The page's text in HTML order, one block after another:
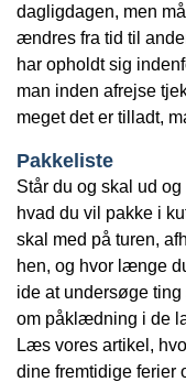
dagligdagen, men
ændres fra tid til
har opholdt sig
man inden afrejse
meget det er tilladt,
Pakkeliste
Står du og skal ud
hvad du vil pakke i
skal med på turen,
hen, og hvor længe
ide at undersøge
om påklædning i de
Læs vores artikel,
dine fremtidige ferier